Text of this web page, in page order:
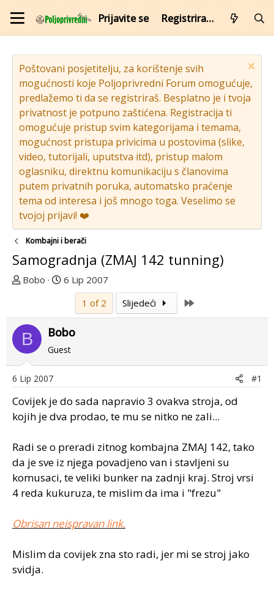
Prijavite se Registrirajte se
Poštovani posjetitelju, za korištenje svih
mogućnosti koje Poljoprivredni Forum omogućuje,
predlažemo ti da se registriraš. Besplatno je i tvoja
privatnost je potpuno zaštićena. Registracija ti
omogućuje pristup svim kategorijama i temama,
mogućnost pristupa privicima u postovima (slike,
video, tutorijali, uputstva itd), pristup malom
oglasniku, direktnu komunikaciju s članovima
putem privatnih poruka, automatsko praćenje
tema od interesa i još mnogo toga. Veselimo se
tvojoj prijavi! ❤️
Kombajni i berači
Samogradnja (ZMAJ 142 tunning)
T
u
p
o
r
e
n
u
Bobo
D
u
m
p
o
g
p
t
a
6 Lip 2007
1 of 2
Slijedeći
B Bobo
Guest
6 Lip 2007 #1
Covijek je do sada napravio 3 ovakva stroja, od
kojih je dva prodao, te mu se nitko ne zali...
Radi se o preradi zitnog kombajna ZMAJ 142, tako
da je sve iz njega povadjeno van i stavljeni su
komusaci, te veliki bunker na zadnji kraj. Stroj vrsi
4 reda kukuruza, te mislim da ima i "frezu"
Obrisan neispravan link.
Mislim da covijek zna sto radi, jer mi se stroj jako
svidja.